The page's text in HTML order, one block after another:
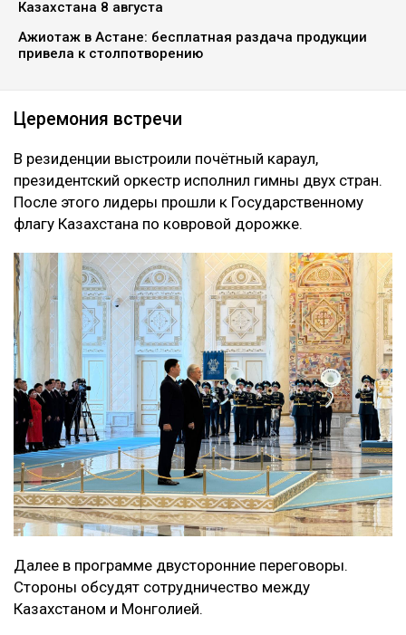
Казахстана 8 августа
Ажиотаж в Астане: бесплатная раздача продукции
привела к столпотворению
Церемония встречи
В резиденции выстроили почётный караул,
президентский оркестр исполнил гимны двух стран.
После этого лидеры прошли к Государственному
флагу Казахстана по ковровой дорожке.
Далее в программе двусторонние переговоры.
Стороны обсудят сотрудничество между
Казахстаном и Монголией.